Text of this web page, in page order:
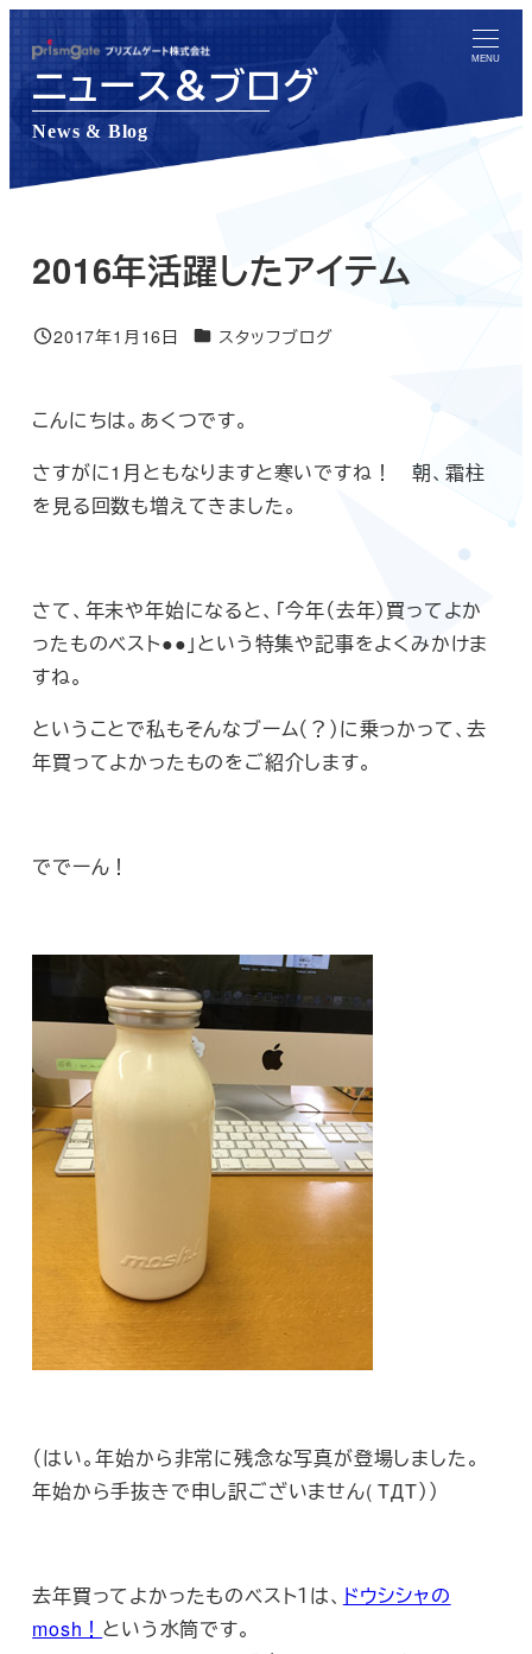
ン
コ
テ
MENU
ニュース＆ブログ
News & Blog
2016年活躍したアイテム
投稿日
2017年1月16日 ニュース＆ブログカテゴリー
スタッフブログ
こんにちは。あくつです。
さすがに1月ともなりますと寒いですね！ 朝、霜柱
を見る回数も増えてきました。
さて、年末や年始になると、「今年（去年）買ってよか
ったものベスト●●」という特集や記事をよくみかけま
すね。
ということで私もそんなブーム（？）に乗っかって、去
年買ってよかったものをご紹介します。
ででーん！
（はい。年始から非常に残念な写真が登場しました。
年始から手抜きで申し訳ございません( TДT））
去年買ってよかったものベスト１は、 ドウシシャの
mosh！ という水筒です。